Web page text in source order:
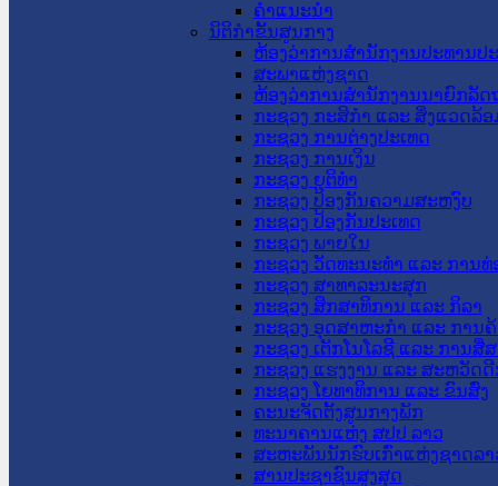
ຄໍາແນະນໍາ
ນິຕິກໍາຂັ້ນສູນກາງ
ຫ້ອງວ່າການສໍານັກງານປະທານປ
ສະພາແຫ່ງຊາດ
ຫ້ອງວ່າການສຳນັກງານນາຍົກລັດ
ກະຊວງ ກະສິກຳ ແລະ ສິ່ງແວດລ້ອ
ກະຊວງ ການຕ່າງປະເທດ
ກະຊວງ ການເງິນ
ກະຊວງ ຍຸຕິທໍາ
ກະຊວງ ປ້ອງກັນຄວາມສະຫງົບ
ກະຊວງ ປ້ອງກັນປະເທດ
ກະຊວງ ພາຍໃນ
ກະຊວງ ວັດທະນະທຳ ແລະ ການທ່
ກະຊວງ ສາທາລະນະສຸກ
ກະຊວງ ສຶກສາທິການ ແລະ ກິລາ
ກະຊວງ ອຸດສາຫະກຳ ແລະ ການຄ້
ກະຊວງ ເຕັກໂນໂລຊີ ແລະ ການສື່
ກະຊວງ ແຮງງານ ແລະ ສະຫວັດ
ກະຊວງ ໂຍທາທິການ ແລະ ຂົນສົ່ງ
ຄະນະຈັດຕັ້ງສູນກາງພັກ
ທະນາຄານແຫ່ງ ສປປ ລາວ
ສະຫະພັນນັກຮົບເກົ່າແຫ່ງຊາດລາ
ສານປະຊາຊົນສູງສຸດ